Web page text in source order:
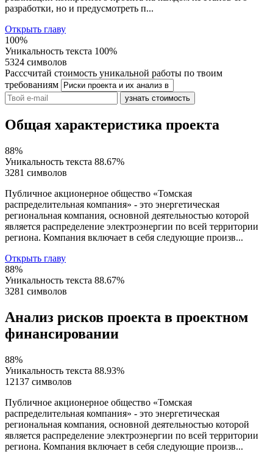
разработки, но и предусмотреть п...
Открыть главу
100%
Уникальность текста 100%
5324 символов
Расссчитай стоимость уникальной работы по твоим
требованиям
узнать стоимость
Общая характеристика проекта
88%
Уникальность текста 88.67%
3281 символов
Публичное акционерное общество «Томская
распределительная компания» - это энергетическая
региональная компания, основной деятельностью которой
является распределение электроэнергии по всей территории
региона. Компания включает в себя следующие произв...
Открыть главу
88%
Уникальность текста 88.67%
3281 символов
Анализ рисков проекта в проектном
финансировании
88%
Уникальность текста 88.93%
12137 символов
Публичное акционерное общество «Томская
распределительная компания» - это энергетическая
региональная компания, основной деятельностью которой
является распределение электроэнергии по всей территории
региона. Компания включает в себя следующие произв...